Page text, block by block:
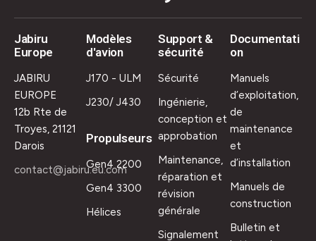
Jabiru
Europe
JABIRU
EUROPE
12b Rte de
Troyes, 21121
Darois
contact@jabiru.eu.com
Modèles
d'avion
J170 - ULM
J230/ J430
Propulseurs
Gen4 2200
Gen4 3300
Hélices
Support &
sécurité
Sécurité
Ingénierie,
conception et
approbation
Maintenance,
réparation et
révision
générale
Signalement
Documentati
on
Manuels
d’exploitation,
de
maintenance
et
d’installation
Manuels de
construction
Bulletin et